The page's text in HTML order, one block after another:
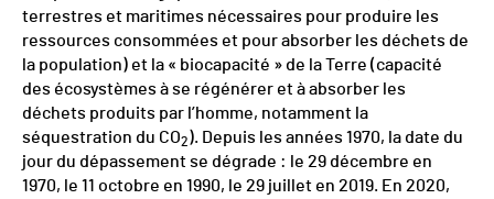
terrestres et maritimes nécessaires pour produire les
ressources consommées et pour absorber les déchets de
la population) et la « biocapacité » de la Terre (capacité
des écosystèmes à se régénérer et à absorber les
déchets produits par l’homme, notamment la
séquestration du CO2 ). Depuis les années 1970, la date du
jour du dépassement se dégrade : le 29 décembre en
1970, le 11 octobre en 1990, le 29 juillet en 2019. En 2020,